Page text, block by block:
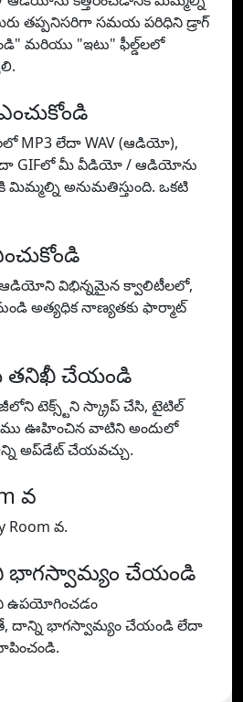
తప్పనిసరిగా సమయ పరిధిని డ్రాగ్
మరియు "ఇటు" ఫీల్డ్‌లలో
MP3 లేదా WAV (ఆడియో),
GIFలో మీ వీడియో / ఆడియోను
అనుమతిస్తుంది. ఒకటి
విభిన్నమైన క్వాలిటీలలో,
అత్యధిక నాణ్యతకు ఫార్మాట్
చేయండి
టెక్స్ట్‌ని స్క్రాప్ చేసి, టైటిల్
ఊహించిన వాటిని అందులో
అప్‌డేట్ చేయవచ్చు.
వ
Room వ.
భాగస్వామ్యం చేయండి
ఉపయోగించడం
దాన్ని భాగస్వామ్యం చేయండి లేదా